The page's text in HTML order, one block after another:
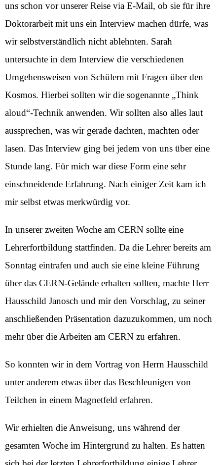
uns schon vor unserer Reise via E-Mail, ob sie für ihre
Doktorarbeit mit uns ein Interview machen dürfe, was
wir selbstverständlich nicht ablehnten. Sarah
untersuchte in dem Interview die verschiedenen
Umgehensweisen von Schülern mit Fragen über den
Kosmos. Hierbei sollten wir die sogenannte „Think
aloud“-Technik anwenden. Wir sollten also alles laut
aussprechen, was wir gerade dachten, machten oder
lasen. Das Interview ging bei jedem von uns über eine
Stunde lang. Für mich war diese Form eine sehr
einschneidende Erfahrung. Nach einiger Zeit kam ich
mir selbst etwas merkwürdig vor.
In unserer zweiten Woche am CERN sollte eine
Lehrerfortbildung stattfinden. Da die Lehrer bereits am
Sonntag eintrafen und auch sie eine kleine Führung
über das CERN-Gelände erhalten sollten, machte Herr
Hausschild Janosch und mir den Vorschlag, zu seiner
anschließenden Präsentation dazuzukommen, um noch
mehr über die Arbeiten am CERN zu erfahren.
So konnten wir in dem Vortrag von Herrn Hausschild
unter anderem etwas über das Beschleunigen von
Teilchen in einem Magnetfeld erfahren.
Wir erhielten die Anweisung, uns während der
gesamten Woche im Hintergrund zu halten. Es hatten